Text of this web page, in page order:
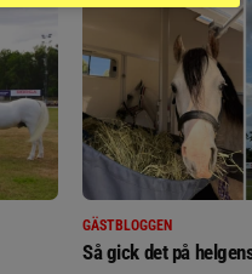
GÄSTBLOGGEN
Så gick det på